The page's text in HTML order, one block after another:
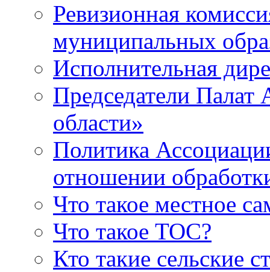
Ревизионная
муниципальных
Исполнительная
Председатели
области»
Политика
отношении
Что такое местное
Что такое ТОС?
Кто такие сельские